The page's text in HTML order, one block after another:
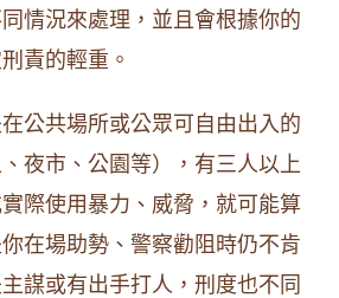
同情況來處理，並且會根據你的
責的輕重。
公共場所或公眾可自由出入的
夜市、公園等），有三人以上
際使用暴力、威脅，就可能算
在場助勢、警察勸阻時仍不肯
謀或有出手打人，刑度也不同